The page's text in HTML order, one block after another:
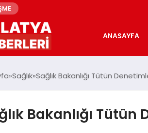
ANASAYFA
Sağlık Sağlık Bakanlığı Tütün
Bakanlığı Tütün